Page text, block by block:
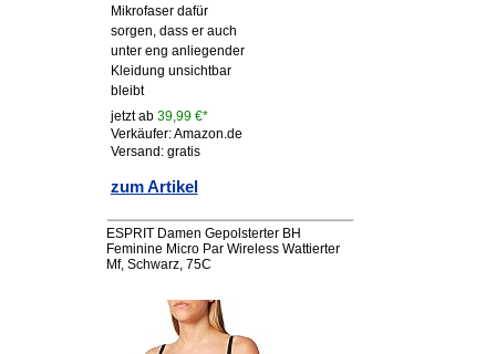
Mikrofaser dafür
sorgen, dass er auch
unter eng anliegender
Kleidung unsichtbar
bleibt
jetzt ab 39,99 €*
Verkäufer: Amazon.de
Versand: gratis
zum Artikel
ESPRIT Damen Gepolsterter BH
Feminine Micro Par Wireless Wattierter
Mf, Schwarz, 75C